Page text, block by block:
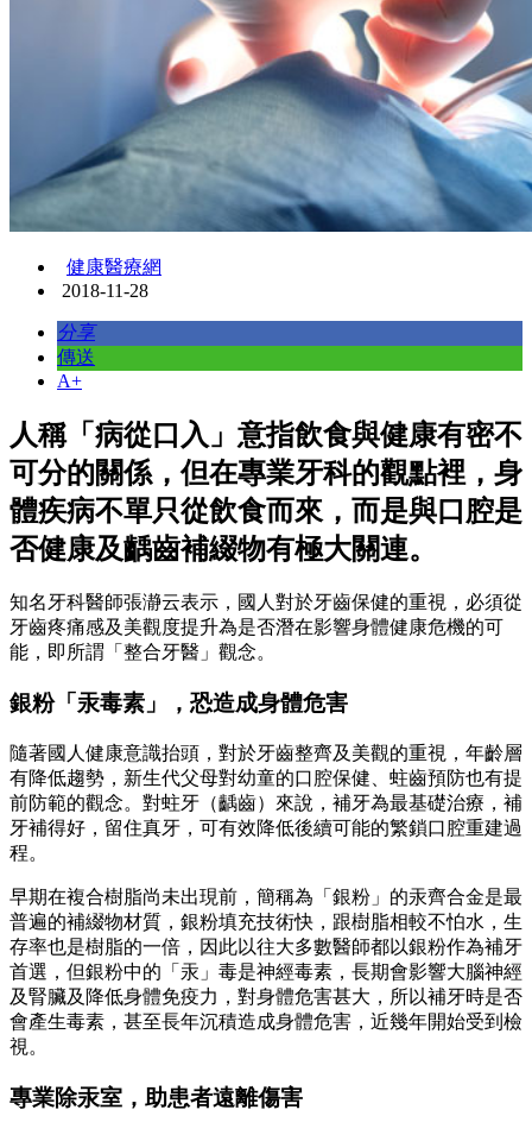
健康醫療網
2018-11-28
分享
傳送
A+
人稱「病從口入」意指飲食與健康有密不
可分的關係，但在專業牙科的觀點裡，身
體疾病不單只從飲食而來，而是與口腔是
否健康及齲齒補綴物有極大關連。
知名牙科醫師張瀞云表示，國人對於牙齒保健的重視，必須從
牙齒疼痛感及美觀度提升為是否潛在影響身體健康危機的可
能，即所謂「整合牙醫」觀念。
銀粉「汞毒素」，恐造成身體危害
隨著國人健康意識抬頭，對於牙齒整齊及美觀的重視，年齡層
有降低趨勢，新生代父母對幼童的口腔保健、蛀齒預防也有提
前防範的觀念。對蛀牙（齲齒）來說，補牙為最基礎治療，補
牙補得好，留住真牙，可有效降低後續可能的繁鎖口腔重建過
程。
早期在複合樹脂尚未出現前，簡稱為「銀粉」的汞齊合金是最
普遍的補綴物材質，銀粉填充技術快，跟樹脂相較不怕水，生
存率也是樹脂的一倍，因此以往大多數醫師都以銀粉作為補牙
首選，但銀粉中的「汞」毒是神經毒素，長期會影響大腦神經
及腎臟及降低身體免疫力，對身體危害甚大，所以補牙時是否
會產生毒素，甚至長年沉積造成身體危害，近幾年開始受到檢
視。
專業除汞室，助患者遠離傷害